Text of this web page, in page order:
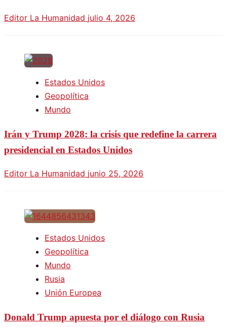
Editor La Humanidad julio 4, 2026
Estados Unidos
Geopolítica
Mundo
Irán y Trump 2028: la crisis que redefine la carrera
presidencial en Estados Unidos
Editor La Humanidad junio 25, 2026
Estados Unidos
Geopolítica
Mundo
Rusia
Unión Europea
Donald Trump apuesta por el diálogo con Rusia